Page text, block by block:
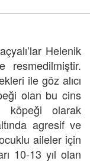
Helenik
resmedilmiştir.
ile göz alıcı
olan bu cins
köpeği olarak
agresif ve
aileler için
10-13 yıl olan